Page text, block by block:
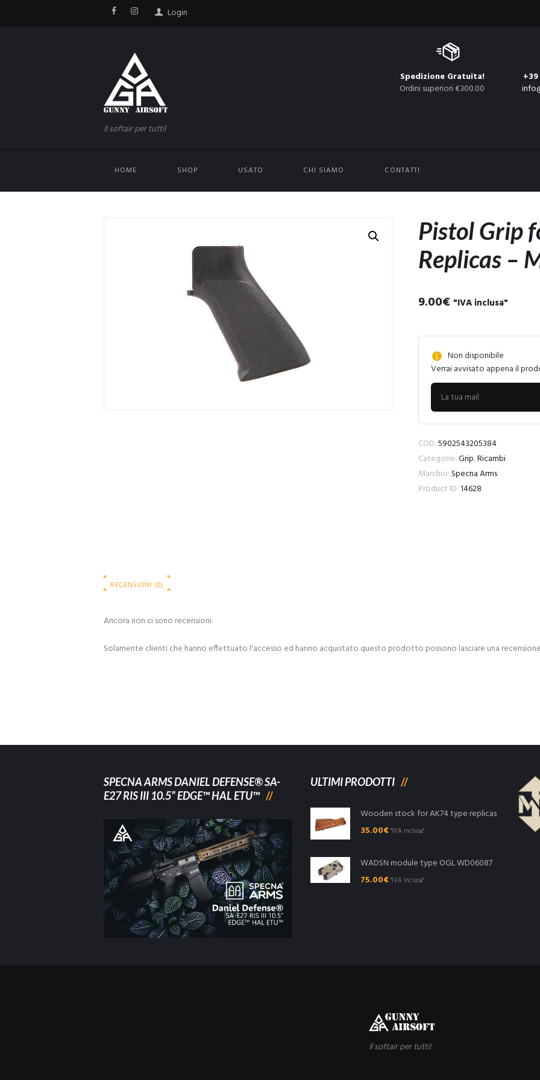
Login
Il softair per tutti!
Spedizione Gratuita!
Ordini superiori €300.00
HOME SHOP USATO CHI SIAMO CONTATTI
Pistol Grip
Replicas –
9.00€ "IVA inclusa"
Non disponibile
Verrai avvisato appena il
COD:5902543205384
Categorie:Grip,Ricambi
Marchio:Specna Arms
Product ID:14628
RECENSIONI (0)
Ancora non ci sono recensioni.
Solamente clienti che hanno effettuato l'accesso ed hanno acquistato questo prodotto possono lasciare una
SPECNA ARMS DANIEL DEFENSE® SA-
E27 RIS III 10.5” EDGE™ HAL ETU™
ULTIMI PRODOTTI
Wooden stock for AK74 type replicas
35.00€"IVA inclusa"
WADSN module type OGL WD06087
75.00€"IVA inclusa"
Il softair per tutti!